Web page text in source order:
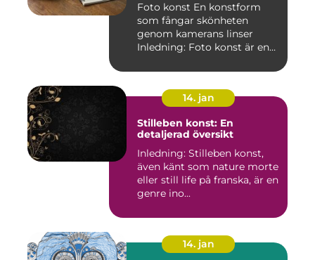
Foto konst En konstform
som fångar skönheten
genom kamerans linser
Inledning: Foto konst är en
14. jan
Stilleben konst: En
detaljerad översikt
Inledning: Stilleben konst,
även känt som nature morte
eller still life på franska, är en
genre ino...
14. jan